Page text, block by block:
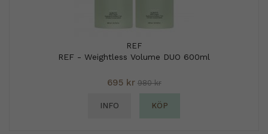
REF
REF - Weightless Volume DUO 600ml
695 kr 980 kr
INFO KÖP